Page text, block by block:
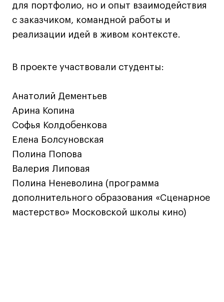
для портфолио, но и опыт взаимодействия
с заказчиком, командной работы и
реализации идей в живом контексте.
В проекте участвовали студенты:
Анатолий Дементьев
Арина Копина
Софья Колдобенкова
Елена Болсуновская
Полина Попова
Валерия Липовая
Полина Неневолина (программа
дополнительного образования «Сценарное
мастерство» Московской школы кино)